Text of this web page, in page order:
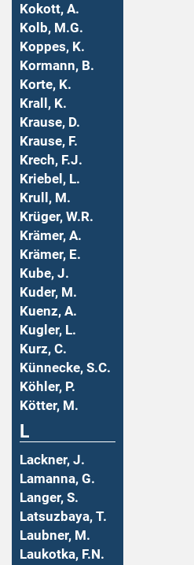
Kokott, A.
Kolb, M.G.
Koppes, K.
Kormann, B.
Korte, K.
Krall, K.
Krause, D.
Krause, F.
Krech, F.J.
Kriebel, L.
Krull, M.
Krüger, W.R.
Krämer, A.
Krämer, E.
Kube, J.
Kuder, M.
Kuenz, A.
Kugler, L.
Kurz, C.
Künnecke, S.C.
Köhler, P.
Kötter, M.
L
Lackner, J.
Lamanna, G.
Langer, S.
Latsuzbaya, T.
Laubner, M.
Laukotka, F.N.